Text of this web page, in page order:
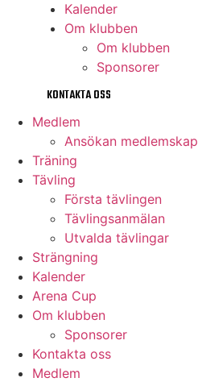
Kalender
Om klubben
Om klubben
Sponsorer
KONTAKTA OSS
Medlem
Ansökan medlemskap
Träning
Tävling
Första tävlingen
Tävlingsanmälan
Utvalda tävlingar
Strängning
Kalender
Arena Cup
Om klubben
Sponsorer
Kontakta oss
Medlem